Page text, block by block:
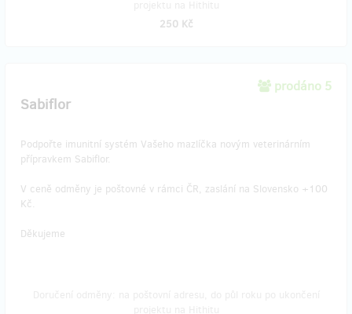
250 Kč
prodáno 5
Sabiflor
Podpořte imunitní systém Vašeho mazlíčka novým veterinárním
přípravkem Sabiflor.
V ceně odměny je poštovné v rámci ČR, zaslání na Slovensko +100
Kč.
Děkujeme